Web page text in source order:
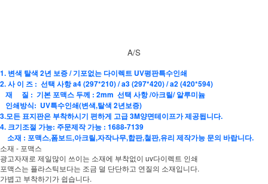
A/S
1. 변색 탈색 2년 보증 / 기포없는 다이렉트 UV평판특수인쇄
2. 사 이 즈 : 선택 사항 a4 (297*210) / a3 (297*420) / a2 (420*594)
재 질 : 기본 포맥스 두께 : 2mm 선택 사항 /아크릴/ 알루미늄
인쇄방식: UV특수인쇄(변색,탈색 2년보증)
3.모든 표지판은 부착하시기 편하게 고급 3M양면테이프가 제공됩니다.
4. 크기조절 가능: 주문제작 가능 : 1688-7139
소재 : 포맥스,폼보드,아크릴,자작나무,합판,철판,유리 제작가능 문의 바랍니다.
소재 - 포맥스
광고자재로 제일많이 쓰이는 소재에 부착없이 uv다이렉트 인쇄
포맥스는 플라스틱보다는 조금 덜 단단하고 연질의 소재입니다.
가볍고 부착하기가 쉽습니다.